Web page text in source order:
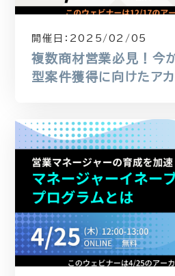
開催日： 2025/02/05
複数商材営業必見！今
型案件獲得に向けたア